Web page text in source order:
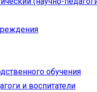
обучения
и воспитатели​